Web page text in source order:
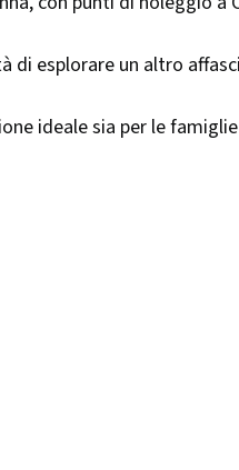
esplorare un altro
ideale sia per le